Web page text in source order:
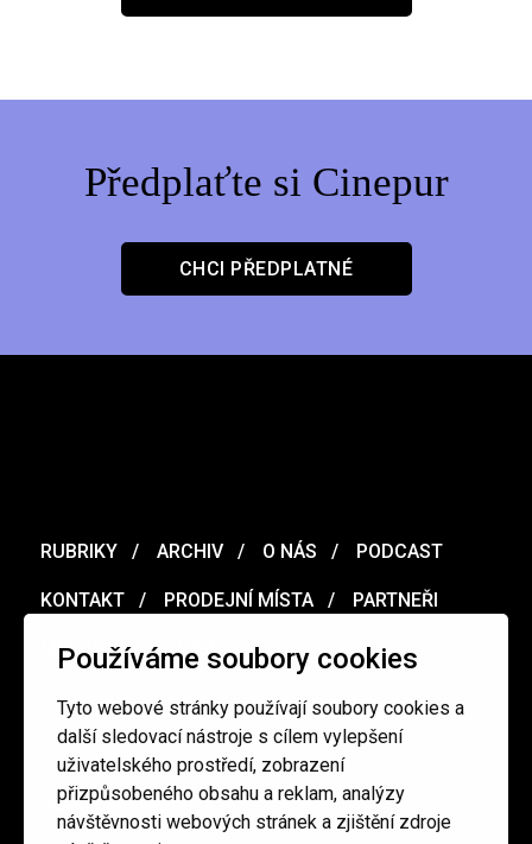
Používáme soubory cookies
Tyto webové stránky používají soubory cookies a
další sledovací nástroje s cílem vylepšení
uživatelského prostředí, zobrazení
přizpůsobeného obsahu a reklam, analýzy
návštěvnosti webových stránek a zjištění zdroje
Předplaťte si Cinepur
CHCI PŘEDPLATNÉ
RUBRIKY ARCHIV O NÁS PODCAST
KONTAKT PRODEJNÍ MÍSTA PARTNEŘI
MERCH VOUCHER
Ochrana osobních údajů / Obchodní podmínky
redakce@cinepur.cz